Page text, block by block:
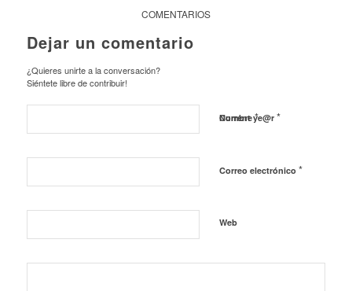
COMENTARIOS
Dejar un comentario
¿Quieres unirte a la conversación?
Siéntete libre de contribuir!
Nombre*
Correo electrónico *
Web
Current ye@r *